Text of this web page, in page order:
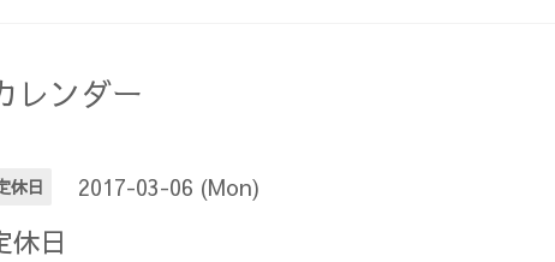
レンダー
休日 2017-03-06 (Mon)
休日